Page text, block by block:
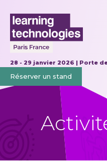
28 - 29 janvier 2026 | Porte
Réserver un stand